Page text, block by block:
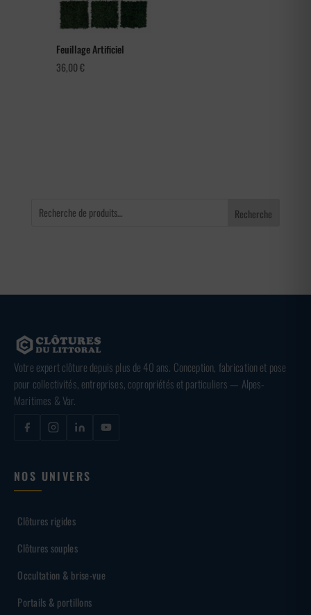
Feuillage Artificiel
36,00€
Recherche
Votre expert clôture depuis plus de 40 ans. Conception, fabrication et pose
pour collectivités, entreprises, copropriétés et particuliers — Alpes-
Maritimes & Var.
NOS UNIVERS
Clôtures rigides
Clôtures souples
Occultation & brise-vue
Portails & portillons